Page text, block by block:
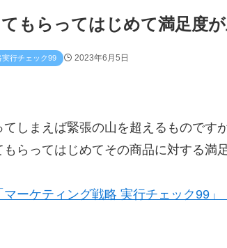
もらってはじめて満足度
行チェック99 2023年6月5日
てしまえば緊張の山を超えるものです
らってはじめてその商品に対する満
ーケティング戦略 実行チェック99」